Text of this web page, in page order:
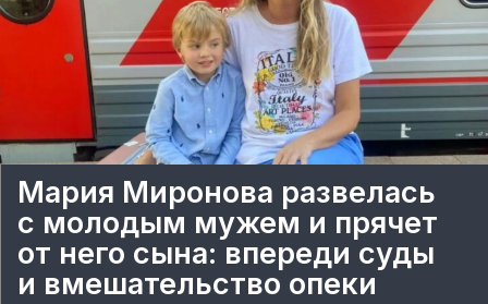
Мария Миронова развелась
с молодым мужем и прячет
от него сына: впереди суды
и вмешательство опеки